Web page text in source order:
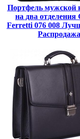
Портфель мужской
на два отделения
Ferretti 076 008
Распродажа